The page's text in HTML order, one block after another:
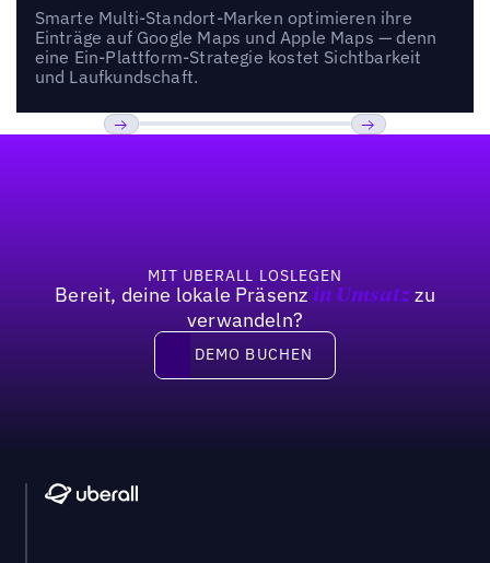
Smarte Multi-Standort-Marken optimieren ihre
Einträge auf Google Maps und Apple Maps — denn
eine Ein-Plattform-Strategie kostet Sichtbarkeit
und Laufkundschaft.
MIT UBERALL LOSLEGEN
Bereit, deine lokale Präsenz in Umsatzzu
verwandeln?
DEMO BUCHEN
DEMO BUCHEN